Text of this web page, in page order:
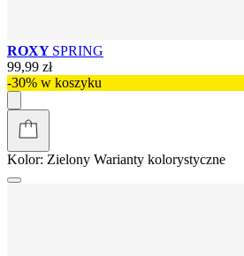
ROXY SPRING
99,99 zł
-30% w koszyku
Kolor: Zielony Warianty kolorystyczne